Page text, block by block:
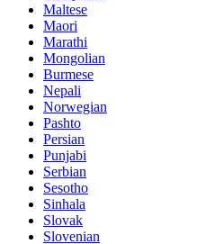
Maltese
Maori
Marathi
Mongolian
Burmese
Nepali
Norwegian
Pashto
Persian
Punjabi
Serbian
Sesotho
Sinhala
Slovak
Slovenian